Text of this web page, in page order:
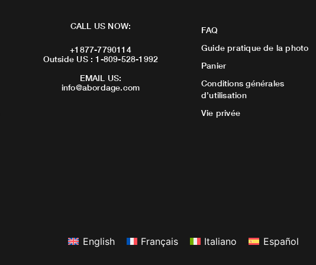
CALL US NOW:
+1877-7790114
Outside US : 1-809-528-1992
EMAIL US:
info@abordage.com
FAQ
Guide pratique de la photo
Panier
Conditions générales
d’utilisation
Vie privée
English Français Italiano Español